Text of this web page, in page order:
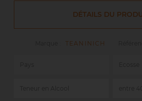
DÉTAILS DU
TEANINICH